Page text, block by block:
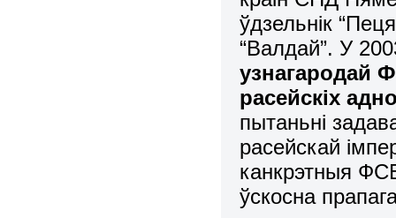
ўдзельнік
“Валдай”. У
узнагародай
расейскіх
пытаньні
расейскай
канкрэтныя
ўскосна